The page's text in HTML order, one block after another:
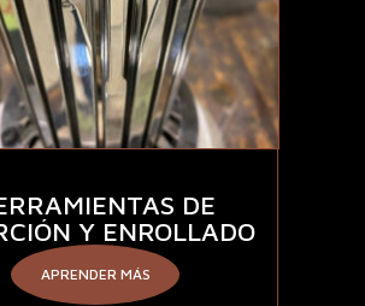
DE
Y ENROLLADO
APRENDER MÁS